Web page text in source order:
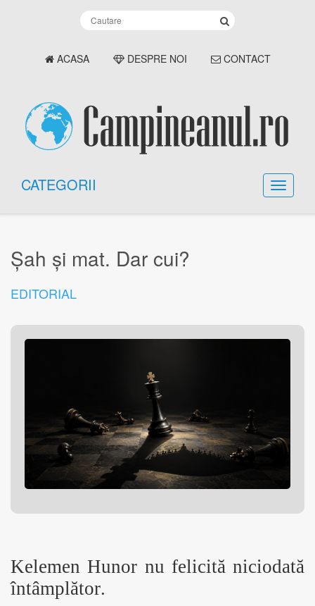
ACASA DESPRE NOI CONTACT
CATEGORII
Șah și mat. Dar cui?
EDITORIAL
Kelemen Hunor nu felicită niciodată
întâmplător.